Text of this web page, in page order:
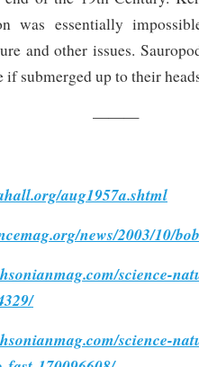
was essentially
and other issues.
if submerged up to their
———
aug1957a.shtml
news/2003/10/
science-
science-